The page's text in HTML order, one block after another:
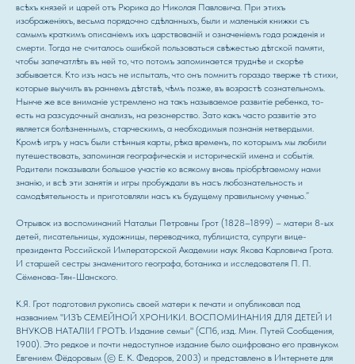
всѣхъ князей и царей отъ Рюрика до Николая Павловича. При этихъ
изображеніяхъ, весьма порядочно сдѣланныхъ, были и маленькія книжки съ
самымъ краткимъ описаніемъ ихъ царствованій и означеніемъ года рожденія и
смерти. Тогда не считалось ошибкой пользоваться свѣжестью дѣтской памяти,
чтобы запечатлѣть въ ней то, что потомъ запоминается труднѣе и скорѣе
забывается. Кто изъ насъ не испыталъ, что онъ помнитъ гораздо тверже тѣ стихи,
которые выучилъ въ раннемъ дѣтствѣ, чѣмъ позже, въ возрастѣ сознательномъ.
Нынче же все вниманіе устремлено на такъ называемое развитіе ребенка, то-
есть на разсудочный анализъ, на резонерство. Зато какъ часто развитіе это
является болѣзненнымъ, старческимъ, a необходимыя познанія нетвердыми.
Кромѣ игръ y насъ были стѣнныя карты, рѣка временъ, по которымъ мы любили
путешествовать, запоминая географическія и историческій имена и событія.
Родители показывали большое участіе ко всякому вновь пріобрѣтаемому нами
знанію, и всѣ эти занятія и игры пробуждали въ насъ любознательность и
самодѣятельность и приготовляли насъ къ будущему правильному ученью.”
Отрывок из воспоминаний Натальи Петровны Грот (1828–1899) – матери 8-ых
детей, писательницы, художницы, переводчика, публициста, супруги вице-
президента Российской Императорской Академии наук Якова Карловича Грота.
И старшей сестры знаменитого географа, ботаника и исследователя П. П.
Сёменова-Тян-Шанского.
К.Я. Грот подготовил рукопись своей матери к печати и опубликовал под
названием "ИЗЪ СЕМЕЙНОЙ ХРОНИКИ. ВОСПОМИНАНИЯ ДЛЯ ДЕТЕЙ И
ВНУКОВ НАТАЛIИ ГРОТЪ. Издание семьи" (СПб, изд. Мин. Путей Сообщения,
1900). Это редкое и почти недоступное издание было оцифровано его правнуком
Евгением Фёдоровым (© Е. К. Федоров, 2003) и представлено в Интернете для